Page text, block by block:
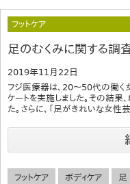
フットケア
足のむくみに関する調
2019年11月22日
フジ医療器は、20～50代の働く
ケートを実施しました。その結
た。さらに、「足がきれいな女性
フットケア ボディケア 足